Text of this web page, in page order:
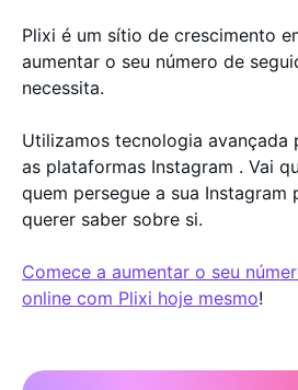
Plixi é um sítio de crescimento
aumentar o seu número de
necessita.
Utilizamos tecnologia avançada
as plataformas Instagram . Vai
quem persegue a sua Instagram
querer saber sobre si.
Comece a aumentar o seu
online com Plixi hoje mesmo!